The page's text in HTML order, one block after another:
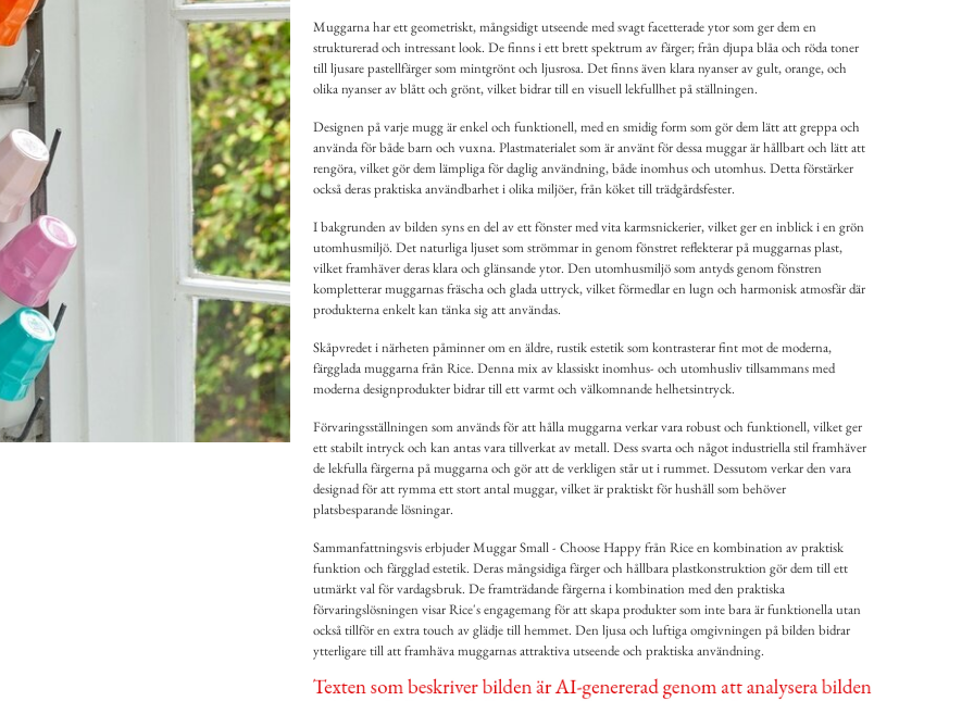
Muggarna har ett geometriskt, mångsidigt utseende med svagt facetterade ytor som ger dem en
strukturerad och intressant look. De finns i ett brett spektrum av färger; från djupa blåa och röda toner
till ljusare pastellfärger som mintgrönt och ljusrosa. Det finns även klara nyanser av gult, orange, och
olika nyanser av blått och grönt, vilket bidrar till en visuell lekfullhet på ställningen.
Designen på varje mugg är enkel och funktionell, med en smidig form som gör dem lätt att greppa och
använda för både barn och vuxna. Plastmaterialet som är använt för dessa muggar är hållbart och lätt att
rengöra, vilket gör dem lämpliga för daglig användning, både inomhus och utomhus. Detta förstärker
också deras praktiska användbarhet i olika miljöer, från köket till trädgårdsfester.
I bakgrunden av bilden syns en del av ett fönster med vita karmsnickerier, vilket ger en inblick i en grön
utomhusmiljö. Det naturliga ljuset som strömmar in genom fönstret reflekterar på muggarnas plast,
vilket framhäver deras klara och glänsande ytor. Den utomhusmiljö som antyds genom fönstren
kompletterar muggarnas fräscha och glada uttryck, vilket förmedlar en lugn och harmonisk atmosfär där
produkterna enkelt kan tänka sig att användas.
Skåpvredet i närheten påminner om en äldre, rustik estetik som kontrasterar fint mot de moderna,
färgglada muggarna från Rice. Denna mix av klassiskt inomhus- och utomhusliv tillsammans med
moderna designprodukter bidrar till ett varmt och välkomnande helhetsintryck.
Förvaringsställningen som används för att hålla muggarna verkar vara robust och funktionell, vilket ger
ett stabilt intryck och kan antas vara tillverkat av metall. Dess svarta och något industriella stil framhäver
de lekfulla färgerna på muggarna och gör att de verkligen står ut i rummet. Dessutom verkar den vara
designad för att rymma ett stort antal muggar, vilket är praktiskt för hushåll som behöver
platsbesparande lösningar.
Sammanfattningsvis erbjuder Muggar Small - Choose Happy från Rice en kombination av praktisk
funktion och färgglad estetik. Deras mångsidiga färger och hållbara plastkonstruktion gör dem till ett
utmärkt val för vardagsbruk. De framträdande färgerna i kombination med den praktiska
förvaringslösningen visar Rice's engagemang för att skapa produkter som inte bara är funktionella utan
också tillför en extra touch av glädje till hemmet. Den ljusa och luftiga omgivningen på bilden bidrar
ytterligare till att framhäva muggarnas attraktiva utseende och praktiska användning.